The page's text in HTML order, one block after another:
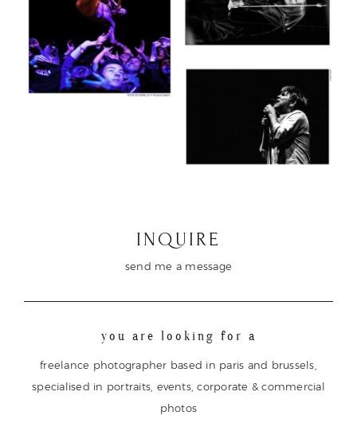
INQUIRE
send me a message
you are looking for a
freelance photographer based in paris and brussels,
specialised in portraits, events, corporate & commercial
photos